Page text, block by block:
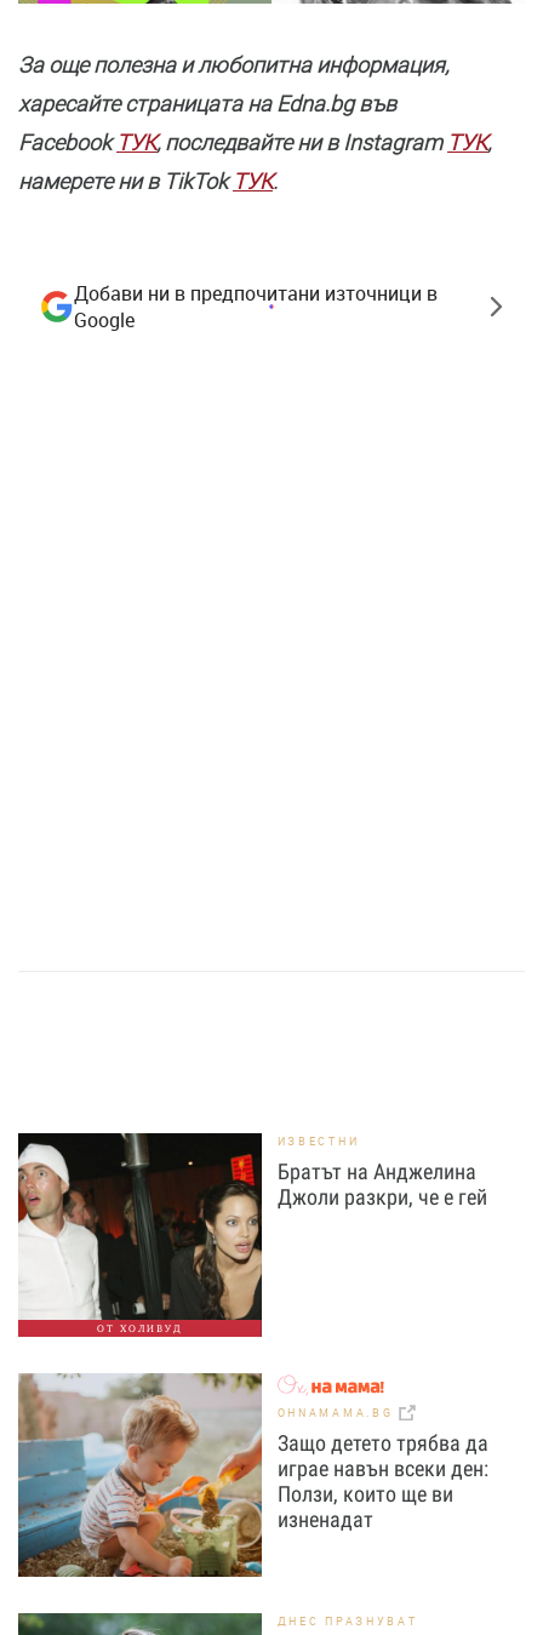
За още полезнa и любопитна информация,
харесайте страницата нa Edna.bg във
FacebookТУК, последвайте ни в Instagram ТУК,
намерете ни в TikTokТУК.
Добави ни в предпочитани източници в
Google
ОТ ХОЛИВУД
ИЗВЕСТНИ
Братът на Анджелина
Джоли разкри, че е гей
OHNAMAMA.BG
Защо детето трябва да
играе навън всеки ден:
Ползи, които ще ви
изненадат
ДНЕС ПРАЗНУВАТ